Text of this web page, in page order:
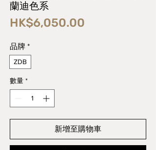
蘭迪色系
HK$6,050.00
品牌 *
ZDB
數量 *
新增至購物車